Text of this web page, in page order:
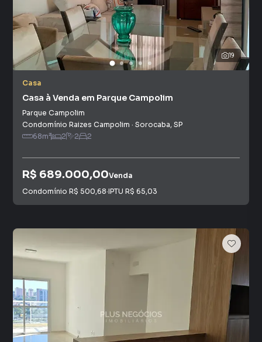
19
Casa
Casa à Venda em Parque Campolim
Parque Campolim
Condomínio Raizes Campolim · Sorocaba, SP
68m² 2 2 2
R$ 689.000,00Venda
Condomínio R$ 500,68·IPTU R$ 65,03